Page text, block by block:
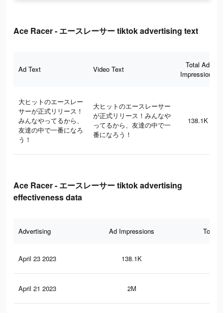
Ace Racer - エースレーサー tiktok advertising text
Ad Text Video Text
Total Ad
Impressions
大ヒットのエースレー
サーが正式リリース！
みんなやってるから、
友達の中で一番になろ
う！
大ヒットのエースレーサー
が正式リリース！みんなや
ってるから、友達の中で一
番になろう！
138.1K
Ace Racer - エースレーサー tiktok advertising
effectiveness data
Advertising Ad Impressions Total
April 23 2023 138.1K
April 21 2023 2M